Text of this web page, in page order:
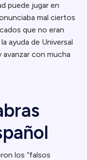
puede jugar en
mal ciertos
que no eran
ayuda de Universal
con mucha
los “falsos